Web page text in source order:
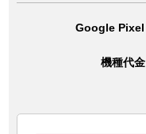
Google Pixel
機種代金